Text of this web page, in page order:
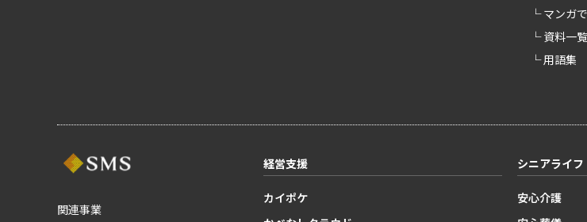
└ マンガ
└ 資料一覧
└ 用語集
関連事業
経営支援
カイポケ
シニアライフ
安心介護